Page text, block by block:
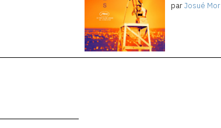
parJosué